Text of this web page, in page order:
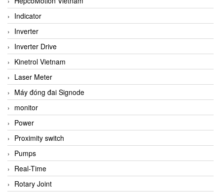
Indicator
Inverter
Inverter Drive
Kinetrol Vietnam
Laser Meter
Máy đóng đai Signode
monitor
Power
Proximity switch
Pumps
Real-Time
Rotary Joint